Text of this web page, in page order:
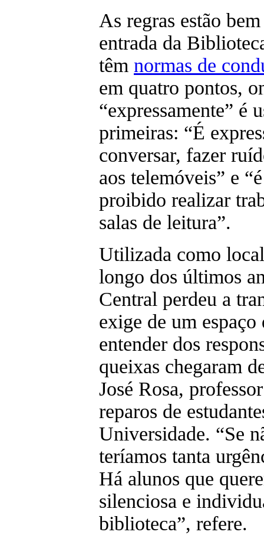
As regras estão
entrada da
têm normas de
em quatro pontos,
“expressamente” é
primeiras: “É
conversar, fazer
aos telemóveis” e
proibido realizar
salas de leitura”.
Utilizada como
longo dos últimos
Central perdeu a
exige de um espaço
entender dos
queixas chegaram
José Rosa,
reparos de
Universidade. “Se
teríamos tanta
Há alunos que
silenciosa e
biblioteca”, refere.